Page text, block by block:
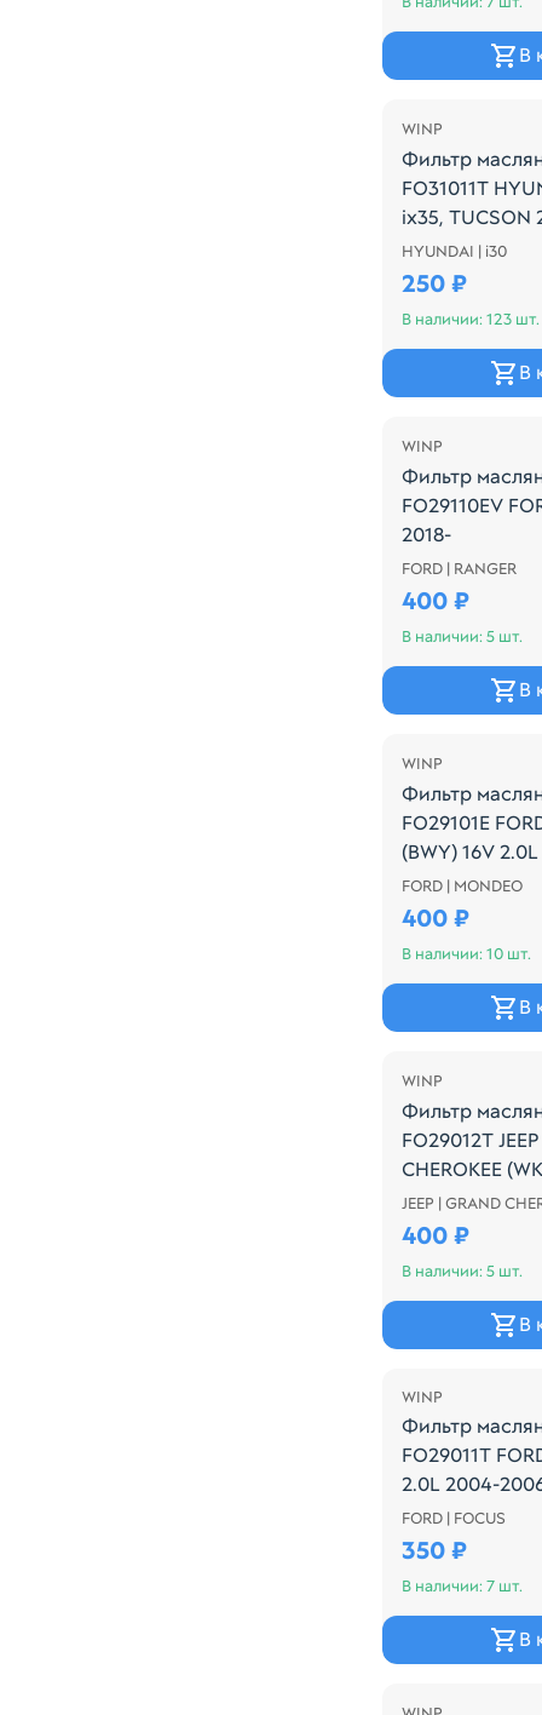
В
WINP
Фильтр
FO31011T
ix35, TUCSON
HYUNDAI | i30
250 ₽
В наличии: 123 шт.
В
WINP
Фильтр
FO29110EV
2018-
FORD | RANGER
400 ₽
В наличии: 5 шт.
В
WINP
Фильтр
FO29101E
(BWY) 16V
2007
FORD | MONDEO
400 ₽
В наличии: 10 шт.
В
WINP
Фильтр
FO29012T
CHEROKEE
2005-
JEEP | GRAND
400 ₽
В наличии: 5 шт.
В
WINP
Фильтр
FO29011T
2.0L 2004-
FORD | FOCUS
350 ₽
В наличии: 7 шт.
В